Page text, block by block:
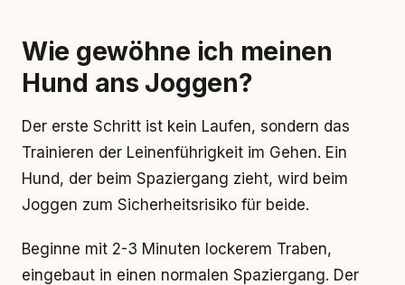
Wie gewöhne ich meinen
Hund ans Joggen?
Der erste Schritt ist kein Laufen, sondern das
Trainieren der Leinenführigkeit im Gehen. Ein
Hund, der beim Spaziergang zieht, wird beim
Joggen zum Sicherheitsrisiko für beide.
Beginne mit 2-3 Minuten lockerem Traben,
eingebaut in einen normalen Spaziergang. Der